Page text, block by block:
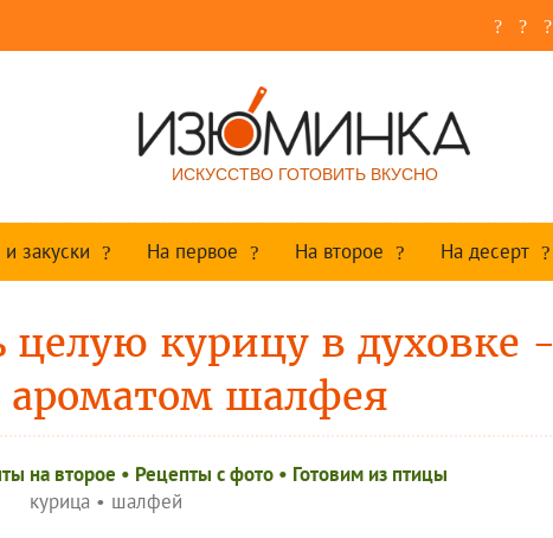
ИСКУССТВО ГОТОВИТЬ ВКУСНО
закуски На первое На второе На десерт
целую курицу в духовке -
ароматом шалфея
на второе • Рецепты c фото• Готовим из птицы
курица• шалфей